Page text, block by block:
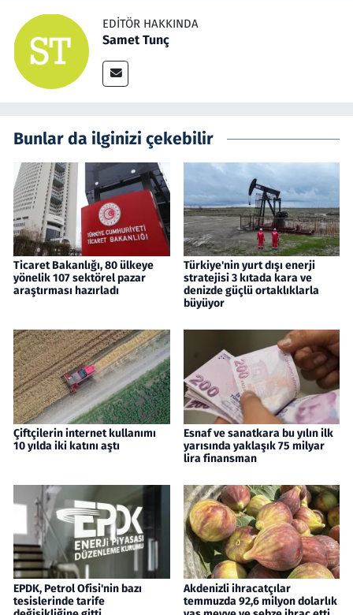
EDITÖR HAKKINDA
Samet Tunç
Bunlar da ilginizi çekebilir
Ticaret Bakanlığı, 80 ülkeye
yönelik 107 sektörel pazar
araştırması hazırladı
Türkiye'nin yurt dışı enerji
stratejisi 3 kıtada kara ve
denizde güçlü ortaklıklarla
büyüyor
Çiftçilerin internet kullanımı
10 yılda iki katını aştı
Esnaf ve sanatkara bu yılın ilk
yarısında yaklaşık 75 milyar
lira finansman
EPDK, Petrol Ofisi'nin bazı
tesislerinde tarife
Akdenizli ihracatçılar
temmuzda 92,6 milyon dolarlık